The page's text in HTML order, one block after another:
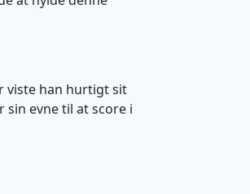
viste han hurtigt sit
evne til at score i